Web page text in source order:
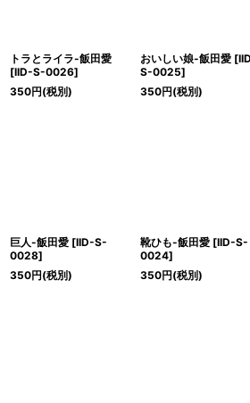
トラとライラ-飯田愛
[IID-S-0026]
350円(税別)
おいしい娘-飯田愛 [
S-0025]
350円(税別)
巨人-飯田愛 [IID-S-
0028]
350円(税別)
靴ひも-飯田愛 [IID-S-
0024]
350円(税別)